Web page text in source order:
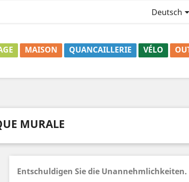
Deutsch
MAISON QUANCAILLERIE VÉLO
MURALE
Entschuldigen Sie die Unannehmlichkeiten.